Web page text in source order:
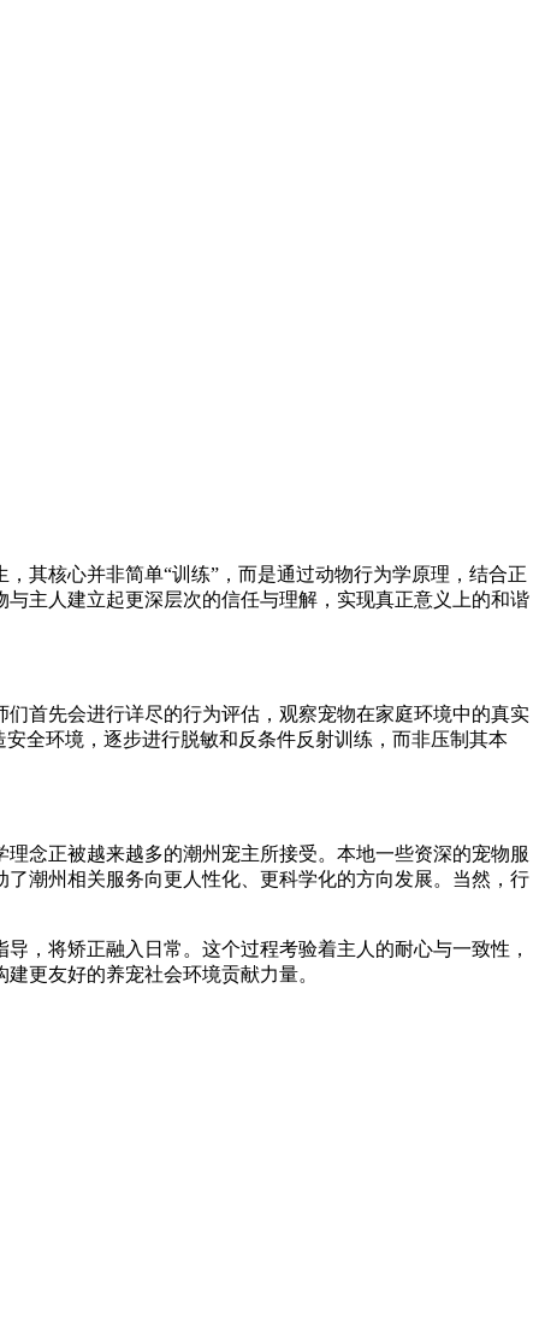
其核心并非简单“训练”，而是通过动物行为学原理，结合正
主人建立起更深层次的信任与理解，实现真正意义上的和谐
首先会进行详尽的行为评估，观察宠物在家庭环境中的真实
全环境，逐步进行脱敏和反条件反射训练，而非压制其本
念正被越来越多的潮州宠主所接受。本地一些资深的宠物服
潮州相关服务向更人性化、更科学化的方向发展。当然，行
，将矫正融入日常。这个过程考验着主人的耐心与一致性，
更友好的养宠社会环境贡献力量。